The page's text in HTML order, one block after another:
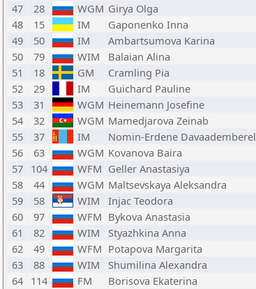
47
28 WGM Girya Olga
48
15 IM Gaponenko Inna
49
50 IM Ambartsumova Karina
50
79 WIM Balaian Alina
51
18 GM Cramling Pia
52
29 IM Guichard Pauline
53
31 WGM Heinemann Josefine
54
32 WGM Mamedjarova Zeinab
55
37 IM Nomin-Erdene Davaademberel
56
63 WGM Kovanova Baira
57 104 WFM Geller Anastasiya
58
44 WGM Maltsevskaya Aleksandra
59
58 WIM Injac Teodora
60
97 WFM Bykova Anastasia
61
82 WIM Styazhkina Anna
62
49 WFM Potapova Margarita
63
88 WIM Shumilina Alexandra
64 114 FM Borisova Ekaterina